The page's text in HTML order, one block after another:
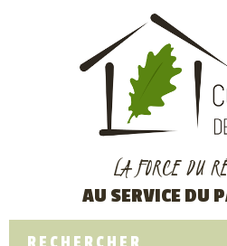
LA FORCE DU
AU SERVICE DU